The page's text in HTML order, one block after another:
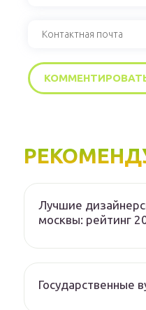
Лучшие
москвы: рейтинг
Государственные